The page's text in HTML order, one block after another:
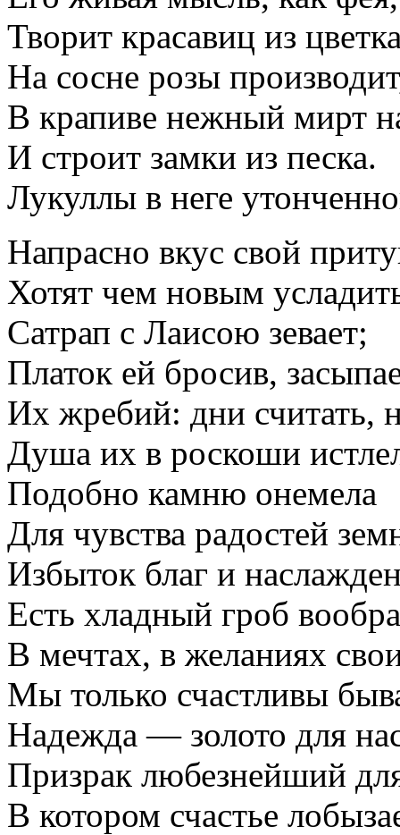
Творит красавиц из
На сосне розы
В крапиве нежный мирт
И строит замки из песка.
Лукуллы в неге
Напрасно вкус свой
Хотят чем новым
Сатрап с Лаисою зевает;
Платок ей бросив,
Их жребий: дни считать,
Душа их в роскоши
Подобно камню онемела
Для чувства радостей
Избыток благ и
Есть хладный гроб
В мечтах, в желаниях
Мы только счастливы
Надежда — золото для
Призрак любезнейший
В котором счастье